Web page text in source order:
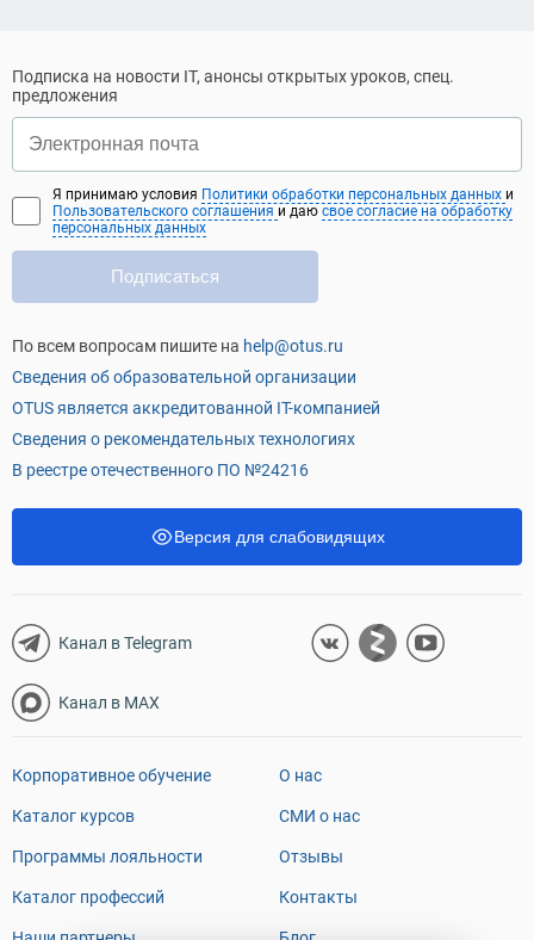
Подписка на новости IT, анонсы открытых уроков, спец.
предложения
Подписаться
Я принимаю условия Политики обработки персональных данных и
Пользовательского соглашения и даю свое согласие на обработку
персональных данных
По всем вопросам пишите на help@otus.ru
Сведения об образовательной организации
OTUS является аккредитованной IT-компанией
Сведения о рекомендательных технологиях
В реестре отечественного ПО №24216
Версия для слабовидящих
Канал в Telegram
Канал в MAX
Корпоративное обучение
Каталог курсов
Программы лояльности
Каталог профессий
О нас
СМИ о нас
Отзывы
Контакты